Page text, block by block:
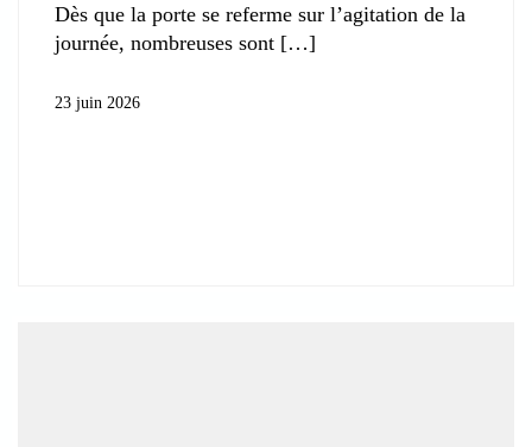
Dès que la porte se referme sur l’agitation de la
journée, nombreuses sont
23 juin 2026